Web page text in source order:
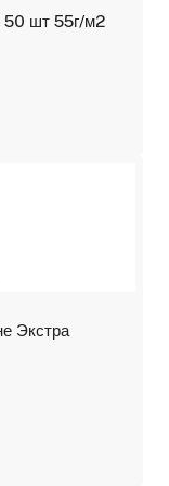
50 шт 55г/м2
Экстра